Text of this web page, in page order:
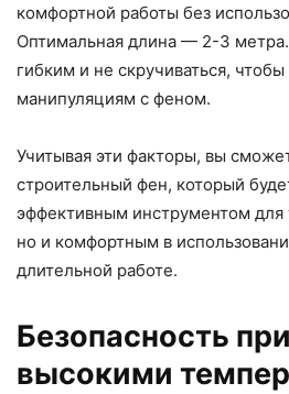
комфортной работы без
Оптимальная длина — 2-3
гибким и не скручиваться,
манипуляциям с феном.
Учитывая эти факторы, вы
строительный фен, который
эффективным инструментом для
но и комфортным в
длительной работе.
Безопасность
высокими